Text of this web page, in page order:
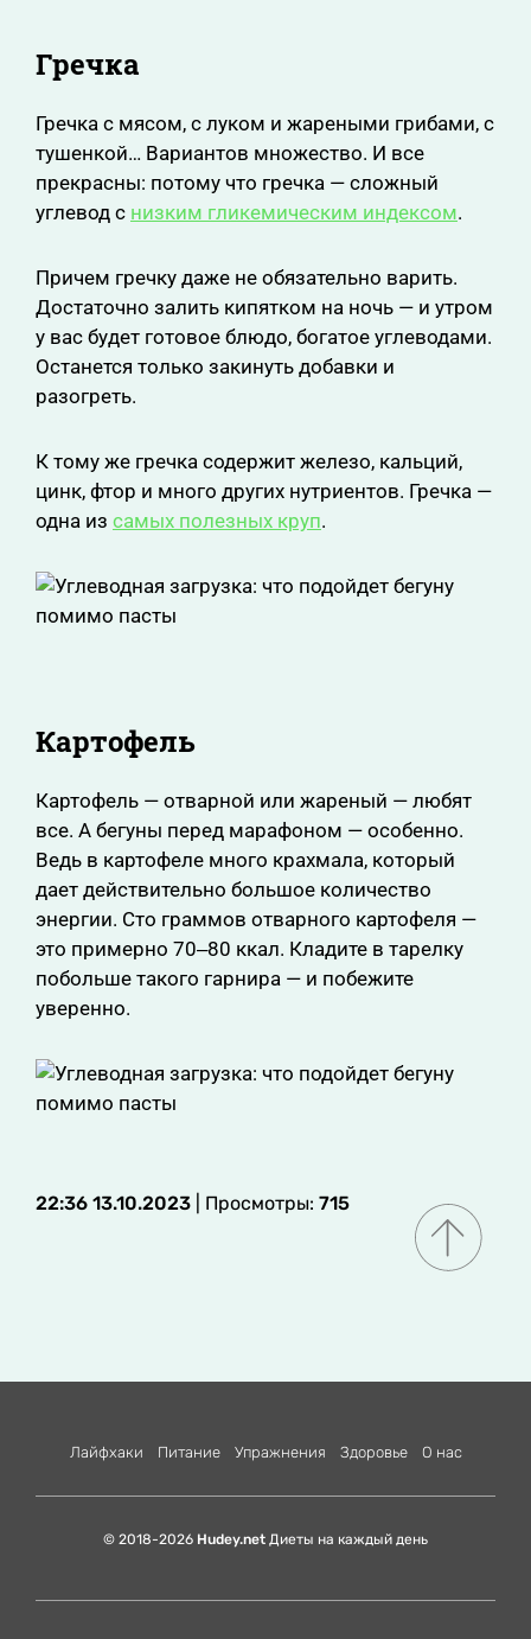
Гречка
Гречка с мясом, с луком и жареными грибами, с
тушенкой… Вариантов множество. И все
прекрасны: потому что гречка — сложный
углевод с низким гликемическим индексом.
Причем гречку даже не обязательно варить.
Достаточно залить кипятком на ночь — и утром
у вас будет готовое блюдо, богатое углеводами.
Останется только закинуть добавки и
разогреть.
К тому же гречка содержит железо, кальций,
цинк, фтор и много других нутриентов. Гречка —
одна из самых полезных круп.
Картофель
Картофель — отварной или жареный — любят
все. А бегуны перед марафоном — особенно.
Ведь в картофеле много крахмала, который
дает действительно большое количество
энергии. Сто граммов отварного картофеля —
это примерно 70‒80 ккал. Кладите в тарелку
побольше такого гарнира — и побежите
уверенно.
22:36 13.10.2023 | Просмотры: 715
Лайфхаки Питание Упражнения Здоровье О нас
© 2018-2026 Hudey.net Диеты на каждый день